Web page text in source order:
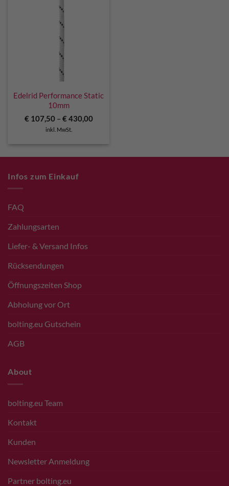
Edelrid Performance Static
10mm
€107,50– €430,00
inkl. MwSt.
Infos zum Einkauf
FAQ
Zahlungsarten
Liefer- & Versand Infos
Rücksendungen
Öffnungszeiten Shop
Abholung vor Ort
bolting.eu Gutschein
AGB
About
bolting.eu Team
Kontakt
Kunden
Newsletter Anmeldung
Partner bolting.eu